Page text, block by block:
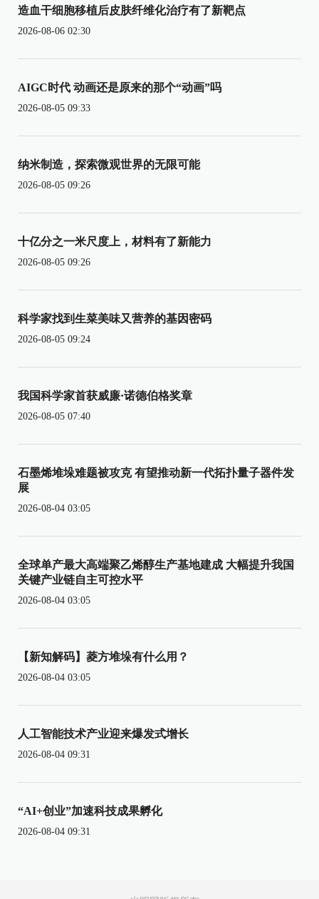
造血干细胞移植后皮肤纤维化治疗有了新靶点
2026-08-06 02:30
AIGC时代 动画还是原来的那个“动画”吗
2026-08-05 09:33
纳米制造，探索微观世界的无限可能
2026-08-05 09:26
十亿分之一米尺度上，材料有了新能力
2026-08-05 09:26
科学家找到生菜美味又营养的基因密码
2026-08-05 09:24
我国科学家首获威廉·诺德伯格奖章
2026-08-05 07:40
石墨烯堆垛难题被攻克 有望推动新一代拓扑量子器件发
展
2026-08-04 03:05
全球单产最大高端聚乙烯醇生产基地建成 大幅提升我国
关键产业链自主可控水平
2026-08-04 03:05
【新知解码】菱方堆垛有什么用？
2026-08-04 03:05
人工智能技术产业迎来爆发式增长
2026-08-04 09:31
“AI+创业”加速科技成果孵化
2026-08-04 09:31